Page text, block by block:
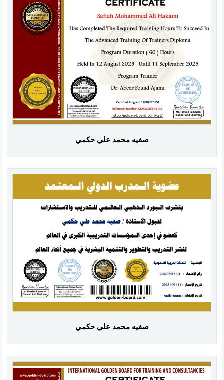
صفيه محمد علي حكمي
صفيه محمد علي حكمي